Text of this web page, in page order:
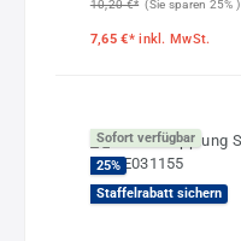
10,20 €* (Sie sparen 25% )
7,65 €*inkl. MwSt.
Sofort verfügbar
25%
Staffelrabatt sichern